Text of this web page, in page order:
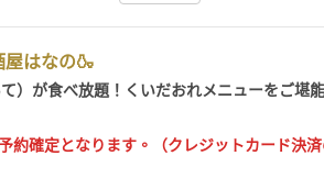
屋はなの🍶
）が食べ放題！くいだおれメニューをご堪
約確定となります。（クレジットカード決済